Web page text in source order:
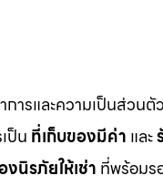
การและความเป็นส่วนตั
ป็น ที่เก็บของมีค่า และ
งนิรภัยให้เช่า ที่พร้อมร